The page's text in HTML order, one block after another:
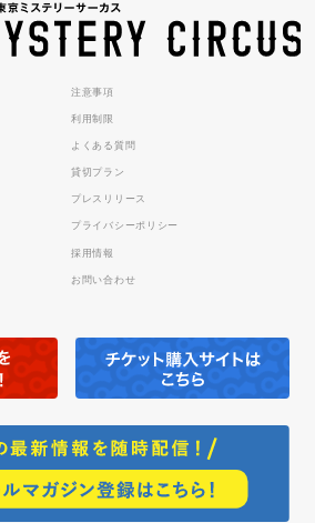
注意事項
利用制限
よくある質問
貸切プラン
プレスリリース
プライバシーポリシー
採用情報
お問い合わせ